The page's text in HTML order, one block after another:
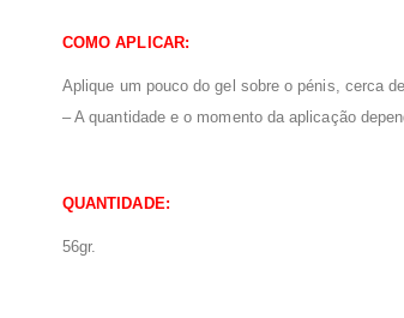
COMO APLICAR:
Aplique um pouco do gel sobre o pénis, cerca
– A quantidade e o momento da aplicação
QUANTIDADE:
56gr.